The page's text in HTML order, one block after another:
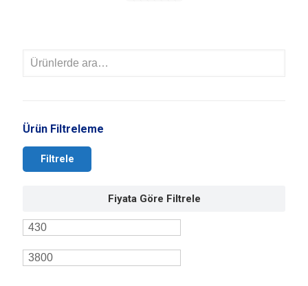
Ürün Filtreleme
Filtrele
Fiyata Göre Filtrele